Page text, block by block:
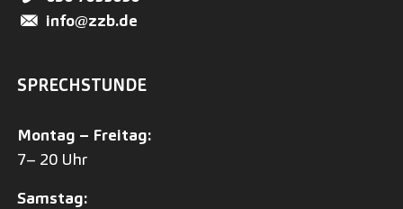
info@zzb.de
SPRECHSTUNDE
Montag – Freitag:
7– 20 Uhr
Samstag: